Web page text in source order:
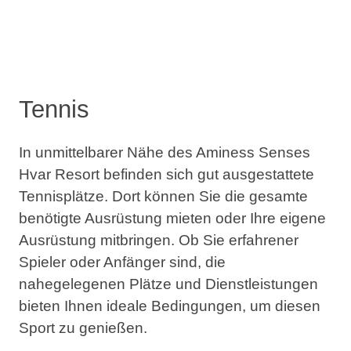
Tennis
In unmittelbarer Nähe des Aminess Senses
Hvar Resort befinden sich gut ausgestattete
Tennisplätze. Dort können Sie die gesamte
benötigte Ausrüstung mieten oder Ihre eigene
Ausrüstung mitbringen. Ob Sie erfahrener
Spieler oder Anfänger sind, die
nahegelegenen Plätze und Dienstleistungen
bieten Ihnen ideale Bedingungen, um diesen
Sport zu genießen.